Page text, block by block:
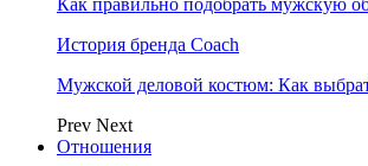
Как правильно подобрать мужскую
История бренда Coach
Мужской деловой костюм: Как
Prev Next
Отношения